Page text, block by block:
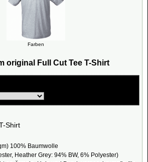
Farben
original Full Cut Tee T-Shirt
Shirt
100% Baumwolle
Heather Grey: 94% BW, 6% Polyester)